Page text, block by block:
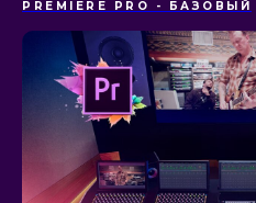
PREMIERE PRO - БАЗОВЫЙ